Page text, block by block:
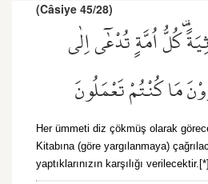
(Câsiye 45/28)
كُلُّ اُمَّةٍ تُدْعٰٓى اِلٰى
مَا كُنْتُمْ تَعْمَلُونَ
Her ümmeti diz çökmüş olarak
Kitabına (göre yargılanmaya)
yaptıklarınızın karşılığı verilecektir.[*]